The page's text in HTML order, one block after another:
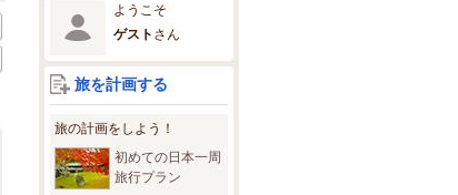
ようこそ
ゲスト さん
旅を計画する
旅の計画をしよう！
初めての日本一周
旅行プラン